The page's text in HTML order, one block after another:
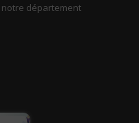
département